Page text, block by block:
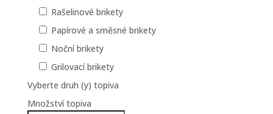
Rašelinové brikety
Papírové a směsné brikety
Noční brikety
Grilovací brikety
Vyberte druh (y) topiva
Množství topiva